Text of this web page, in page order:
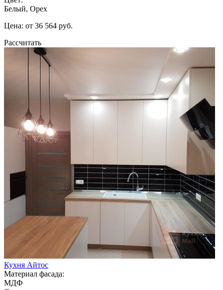
Белый, Орех
Цена: от 36 564 руб.
Рассчитать
Кухня Айтос
Материал фасада:
МДФ